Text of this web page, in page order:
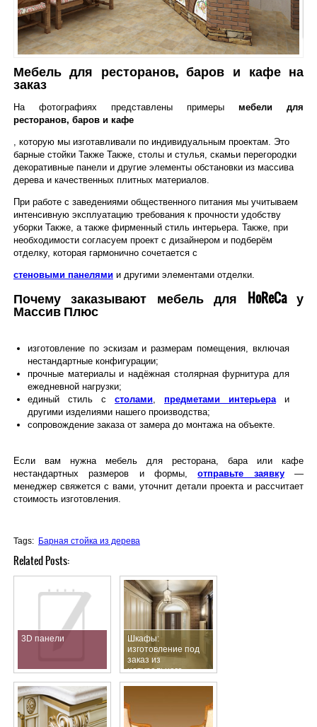
Нажмите на фото,
чтобы листать
Мебель для ресторанов, баров и кафе на
заказ
На фотографиях представлены примерымебели для
ресторанов, баров и кафе
, которую мы изготавливали по индивидуальным проектам. Это
барные стойки Также Также, столы и стулья, скамьи перегородки
декоративные панели и другие элементы обстановки из массива
дерева и качественных плитных материалов.
При работе с заведениями общественного питания мы учитываем
интенсивную эксплуатацию требования к прочности удобству
уборки Также, а также фирменный стиль интерьера. Также, при
необходимости согласуем проект с дизайнером и подберём
отделку, которая гармонично сочетается с
стеновыми панелямии другими элементами отделки.
Почему заказывают мебель для HoReCa у
Массив Плюс
изготовление по эскизам и размерам помещения, включая
нестандартные конфигурации;
прочные материалы и надёжная столярная фурнитура для
ежедневной нагрузки;
единый стиль с столами ,предметами интерьера и
другими изделиями нашего производства;
сопровождение заказа от замера до монтажа на объекте.
Если вам нужна мебель для ресторана, бара или кафе
нестандартных размеров и формы,отправьте заявку—
менеджер свяжется с вами, уточнит детали проекта и рассчитает
стоимость изготовления.
Tags: Барная стойка из дерева
Related Posts:
3D панели
Шкафы:
изготовление под
заказ из
натурального
дерева